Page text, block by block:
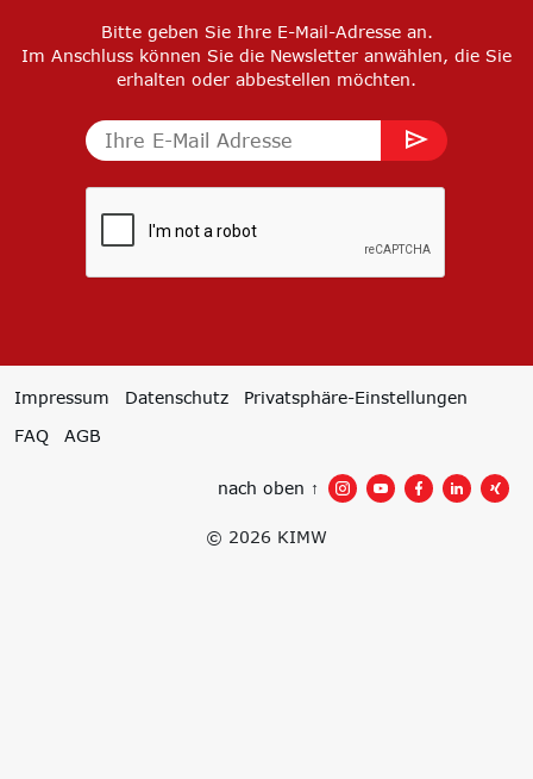
Bitte geben Sie Ihre E-Mail-Adresse an.
Im Anschluss können Sie die Newsletter anwählen, die Sie
erhalten oder abbestellen möchten.
Impressum Datenschutz
Privatsphäre-Einstellungen
FAQ
AGB
© 2026 KIMW
nach oben ↑